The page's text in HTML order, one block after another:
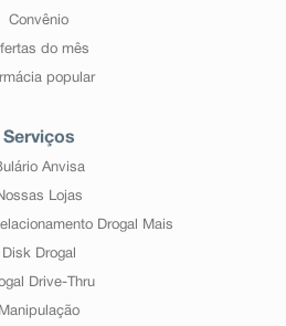
Convênio
do mês
popular
Serviços
Anvisa
Lojas
Drogal Mais
Disk Drogal
Drive-Thru
Manipulação